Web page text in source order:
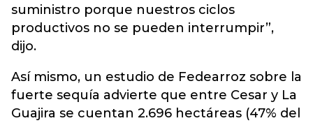
suministro porque nuestros ciclos
productivos no se pueden interrumpir”,
dijo.
Así mismo, un estudio de Fedearroz sobre la
fuerte sequía advierte que entre Cesar y La
Guajira se cuentan 2.696 hectáreas (47% del